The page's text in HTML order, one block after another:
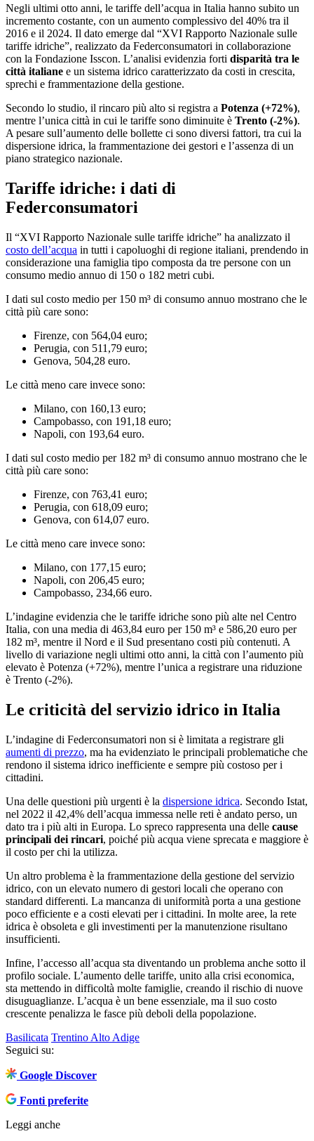
Negli ultimi otto anni, le tariffe dell’acqua in Italia hanno subito un
incremento costante, con un aumento complessivo del 40% tra il
2016 e il 2024. Il dato emerge dal “XVI Rapporto Nazionale sulle
tariffe idriche”, realizzato da Federconsumatori in collaborazione
con la Fondazione Isscon. L’analisi evidenzia forti disparità tra le
città italiane e un sistema idrico caratterizzato da costi in crescita,
sprechi e frammentazione della gestione.
Secondo lo studio, il rincaro più alto si registra a Potenza (+72%),
mentre l’unica città in cui le tariffe sono diminuite è Trento (-2%).
A pesare sull’aumento delle bollette ci sono diversi fattori, tra cui la
dispersione idrica, la frammentazione dei gestori e l’assenza di un
piano strategico nazionale.
Tariffe idriche: i dati di
Federconsumatori
Il “XVI Rapporto Nazionale sulle tariffe idriche” ha analizzato il
costo dell’acqua in tutti i capoluoghi di regione italiani, prendendo in
considerazione una famiglia tipo composta da tre persone con un
consumo medio annuo di 150 o 182 metri cubi.
I dati sul costo medio per 150 m³ di consumo annuo mostrano che le
città più care sono:
Firenze, con 564,04 euro;
Perugia, con 511,79 euro;
Genova, 504,28 euro.
Le città meno care invece sono:
Milano, con 160,13 euro;
Campobasso, con 191,18 euro;
Napoli, con 193,64 euro.
I dati sul costo medio per 182 m³ di consumo annuo mostrano che le
città più care sono:
Firenze, con 763,41 euro;
Perugia, con 618,09 euro;
Genova, con 614,07 euro.
Le città meno care invece sono:
Milano, con 177,15 euro;
Napoli, con 206,45 euro;
Campobasso, 234,66 euro.
L’indagine evidenzia che le tariffe idriche sono più alte nel Centro
Italia, con una media di 463,84 euro per 150 m³ e 586,20 euro per
182 m³, mentre il Nord e il Sud presentano costi più contenuti. A
livello di variazione negli ultimi otto anni, la città con l’aumento più
elevato è Potenza (+72%), mentre l’unica a registrare una riduzione
è Trento (-2%).
Le criticità del servizio idrico in Italia
L’indagine di Federconsumatori non si è limitata a registrare gli
aumenti di prezzo, ma ha evidenziato le principali problematiche che
rendono il sistema idrico inefficiente e sempre più costoso per i
cittadini.
Una delle questioni più urgenti è la dispersione idrica. Secondo Istat,
nel 2022 il 42,4% dell’acqua immessa nelle reti è andato perso, un
dato tra i più alti in Europa. Lo spreco rappresenta una delle cause
principali dei rincari, poiché più acqua viene sprecata e maggiore è
il costo per chi la utilizza.
Un altro problema è la frammentazione della gestione del servizio
idrico, con un elevato numero di gestori locali che operano con
standard differenti. La mancanza di uniformità porta a una gestione
poco efficiente e a costi elevati per i cittadini. In molte aree, la rete
idrica è obsoleta e gli investimenti per la manutenzione risultano
insufficienti.
Infine, l’accesso all’acqua sta diventando un problema anche sotto il
profilo sociale. L’aumento delle tariffe, unito alla crisi economica,
sta mettendo in difficoltà molte famiglie, creando il rischio di nuove
disuguaglianze. L’acqua è un bene essenziale, ma il suo costo
crescente penalizza le fasce più deboli della popolazione.
Basilicata Trentino Alto Adige
Seguici su:
Google Discover
Fonti preferite
Leggi anche